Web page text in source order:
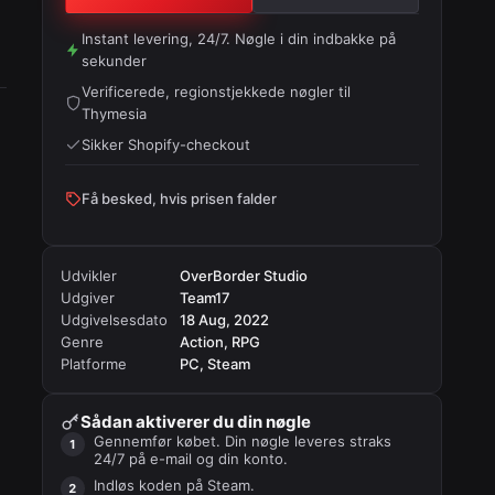
Instant levering, 24/7. Nøgle i din indbakke på
sekunder
Verificerede, regionstjekkede nøgler til
Thymesia
Sikker Shopify-checkout
Få besked, hvis prisen falder
Udvikler
OverBorder Studio
Udgiver
Team17
Udgivelsesdato
18 Aug, 2022
Genre
Action, RPG
Platforme
PC, Steam
Sådan aktiverer du din nøgle
Gennemfør købet. Din nøgle leveres straks
24/7 på e-mail og din konto.
Indløs koden på Steam.